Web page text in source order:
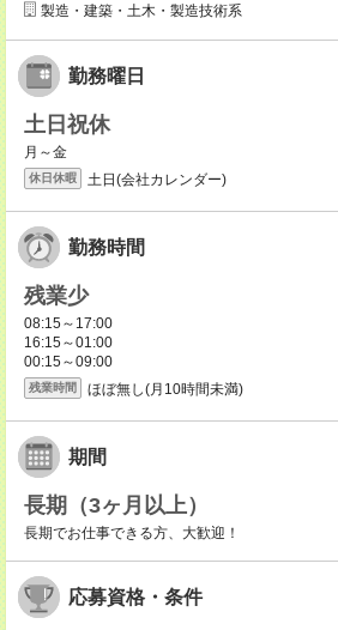
製造・建築・土木・製造技術系
勤務曜日
土日祝休
月～金
休日休暇 土日(会社カレンダー)
勤務時間
残業少
08:15～17:00
16:15～01:00
00:15～09:00
残業時間 ほぼ無し(月10時間未満)
期間
長期（3ヶ月以上）
長期でお仕事できる方、大歓迎！
応募資格・条件